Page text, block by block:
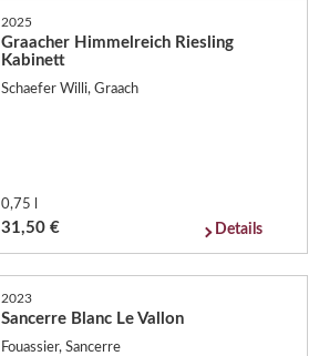
2025
Graacher Himmelreich Riesling
Kabinett
Schaefer Willi, Graach
0,75 l
31,50 € Details
2023
Sancerre Blanc Le Vallon
Fouassier, Sancerre